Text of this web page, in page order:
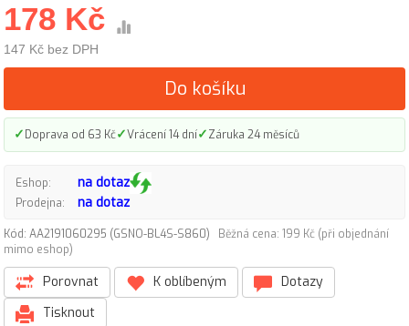
178 Kč
147 Kč bez DPH
Do košíku
✓Doprava od 63 Kč✓Vrácení 14 dní✓Záruka 24 měsíců
Eshop: na dotaz
Prodejna: na dotaz
Kód: AA2191060295 (GSNO-BL4S-S860)
Běžná cena: 199 Kč (při objednání
mimo eshop)
Porovnat K oblíbeným
Dotazy
Tisknout